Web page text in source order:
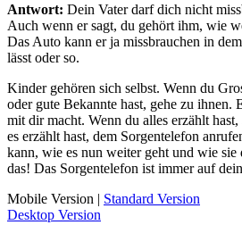
Antwort: Dein Vater darf dich nicht
Auch wenn er sagt, du gehört ihm, wie
Das Auto kann er ja missbrauchen in
lässt oder so.
Kinder gehören sich selbst. Wenn du
oder gute Bekannte hast, gehe zu ihnen.
mit dir macht. Wenn du alles erzählt hast,
es erzählt hast, dem Sorgentelefon
kann, wie es nun weiter geht und wie
das! Das Sorgentelefon ist immer auf
Mobile Version | Standard Version
Desktop Version